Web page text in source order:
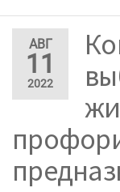
АВГ
11
2022